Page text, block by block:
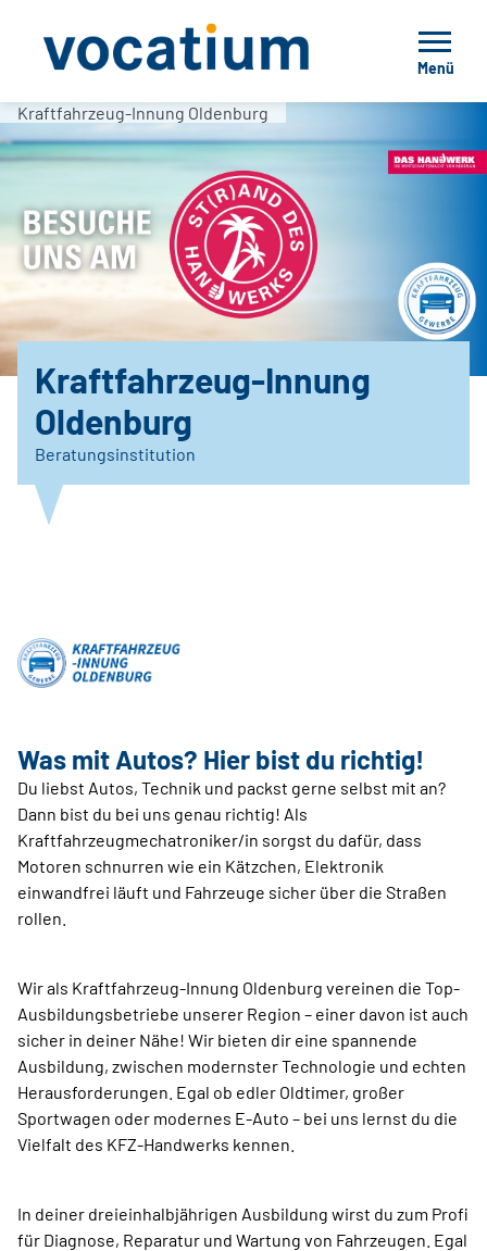
Menü
Kraftfahrzeug-Innung Oldenburg
Kraftfahrzeug-Innung
Oldenburg
Beratungsinstitution
Was mit Autos? Hier bist du richtig!
Du liebst Autos, Technik und packst gerne selbst mit an?
Dann bist du bei uns genau richtig! Als
Kraftfahrzeugmechatroniker/in sorgst du dafür, dass
Motoren schnurren wie ein Kätzchen, Elektronik
einwandfrei läuft und Fahrzeuge sicher über die Straßen
rollen.
Wir als Kraftfahrzeug-Innung Oldenburg vereinen die Top-
Ausbildungsbetriebe unserer Region – einer davon ist auch
sicher in deiner Nähe! Wir bieten dir eine spannende
Ausbildung, zwischen modernster Technologie und echten
Herausforderungen. Egal ob edler Oldtimer, großer
Sportwagen oder modernes E-Auto – bei uns lernst du die
Vielfalt des KFZ-Handwerks kennen.
In deiner dreieinhalbjährigen Ausbildung wirst du zum Profi
für Diagnose, Reparatur und Wartung von Fahrzeugen. Egal